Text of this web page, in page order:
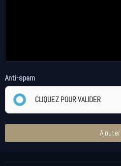
Anti-spam
CLIQUEZ POUR VALIDER
Ajouter